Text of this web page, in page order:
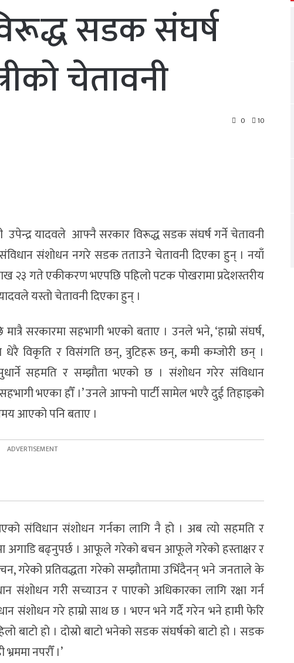
सडक संघर्ष
चेतावनी
0 10
उपेन्द्र यादवले आफ्नै सरकार विरूद्ध सडक संघर्ष गर्ने चेतावनी
संशोधन नगरे सडक तताउने चेतावनी दिएका हुन् । नयाँ
२३ गते एकीकरण भएपछि पहिलो पटक पोखरामा प्रदेशस्तरीय
यस्तो चेतावनी दिएका हुन् ।
सरकारमा सहभागी भएको बताए । उनले भने, ‘हाम्रो संघर्ष,
विकृति र विसंगति छन्, त्रुटिहरू छन्, कमी कम्जोरी छन् ।
सहमति र सम्झौता भएको छ । संशोधन गरेर संविधान
भएका हौँ ।’ उनले आफ्नो पार्टी सामेल भएरै दुई तिहाइको
आएको पनि बताए ।
संविधान संशोधन गर्नका लागि नै हो । अब त्यो सहमति र
अगाडि बढ्नुपर्छ । आफूले गरेको बचन आफूले गरेको हस्ताक्षर र
गरेको प्रतिवद्धता गरेको सम्झौतामा उभिँदैनन् भने जनताले के
संशोधन गरी सच्याउन र पाएको अधिकारका लागि रक्षा गर्न
संशोधन गरे हाम्रो साथ छ । भएन भने गर्दै गरेन भने हामी फेरि
बाटो हो । दोस्रो बाटो भनेको सडक संघर्षको बाटो हो । सडक
नपरौँ ।’